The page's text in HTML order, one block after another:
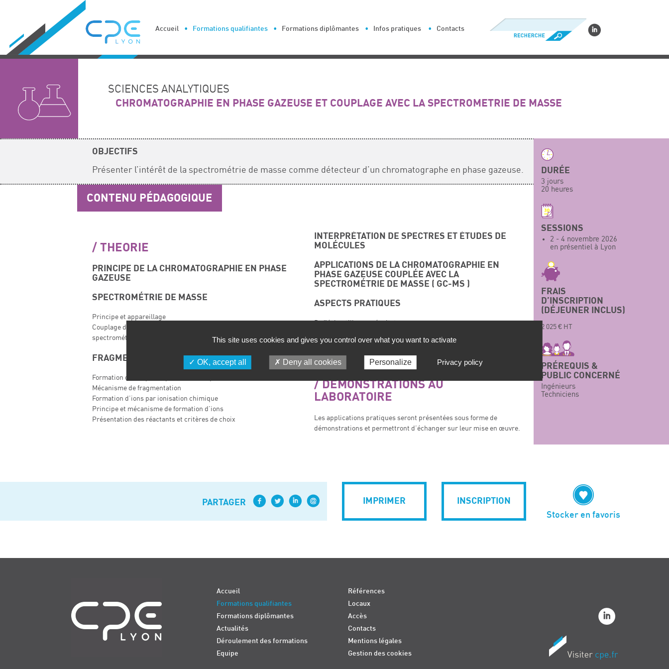
Accueil Formations qualifiantes Formations diplômantes Infos pratiques Contacts
SCIENCES ANALYTIQUES
CHROMATOGRAPHIE EN PHASE GAZEUSE ET COUPLAGE AVEC LA SPECTROMETRIE DE MASSE
DURÉE
3 jours
20 heures
SESSIONS
2 - 4 novembre 2026
en présentiel à Lyon
FRAIS
D’INSCRIPTION
(DÉJEUNER INCLUS)
2 025 € HT
PRÉREQUIS &
PUBLIC CONCERNÉ
Ingénieurs
Techniciens
OBJECTIFS
Présenter l’intérêt de la spectrométrie de masse comme détecteur d’un chromatographe en phase gazeuse.
CONTENU PÉDAGOGIQUE
THEORIE
PRINCIPE DE LA CHROMATOGRAPHIE EN PHASE
GAZEUSE
SPECTROMÉTRIE DE MASSE
Principe et appareillage
Couplage de la chromatographie en phase gazeuse avec la
spectrométrie de masse
FRAGMENTATION DES MOLÉCULES ORGANIQUES
Formation d’ions par impact électronique
Mécanisme de fragmentation
Formation d’ions par ionisation chimique
Principe et mécanisme de formation d’ions
Présentation des réactants et critères de choix
INTERPRÉTATION DE SPECTRES ET ÉTUDES DE
MOLÉCULES
APPLICATIONS DE LA CHROMATOGRAPHIE EN
PHASE GAZEUSE COUPLÉE AVEC LA
SPECTROMÉTRIE DE MASSE ( GC-MS )
ASPECTS PRATIQUES
De l’échantillon au résultat
MAINTENANCE DES APPAREILS
DÉMONSTRATIONS AU
LABORATOIRE
Les applications pratiques seront présentées sous forme de
démonstrations et permettront d’échanger sur leur mise en œuvre.
PARTAGER IMPRIMER
INSCRIPTION
Stocker en favoris
Accueil
Formations qualifiantes
Formations diplômantes
Actualités
Déroulement des formations
Equipe
Références
Locaux
Accès
Contacts
Mentions légales
Gestion des cookies
Cookies management panel
This site uses cookies and gives you control over what you want to activate
OK, accept all Deny all cookies Personalize Privacy policy